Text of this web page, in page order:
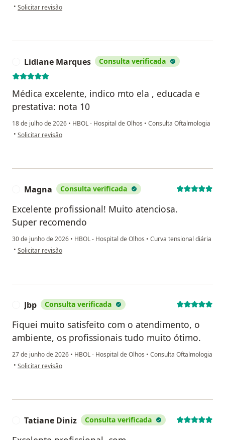
• na opinião do utilizador Thaiza
Solicitar revisão
Lidiane Marques Consulta verificada
Médica excelente, indico mto ela , educada e
prestativa: nota 10
18 de julho de 2026 • HBOL - Hospital de Olhos • Consulta Oftalmologia
• na opinião do utilizador Lidiane Marques
Solicitar revisão
Magna Consulta verificada
Excelente profissional! Muito atenciosa.
Super recomendo
30 de junho de 2026 • HBOL - Hospital de Olhos • Curva tensional diária
• na opinião do utilizador Magna
Solicitar revisão
Jbp Consulta verificada
Fiquei muito satisfeito com o atendimento, o
ambiente, os profissionais tudo muito ótimo.
27 de junho de 2026 • HBOL - Hospital de Olhos • Consulta Oftalmologia
• na opinião do utilizador Jbp
Solicitar revisão
Tatiane Diniz Consulta verificada